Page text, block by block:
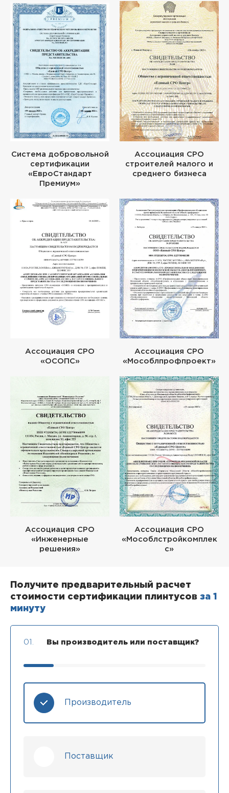
Система добровольной
сертификации
«ЕвроСтандарт
Премиум»
Ассоциация СРО
строителей малого и
среднего бизнеса
Ассоциация СРО
«ОСОПС»
Ассоциация СРО
«Мособлпрофпроект»
Ассоциация СРО
«Инженерные
решения»
Ассоциация СРО
«Мособлстройкомплек
с»
Получите предварительный расчет
стоимости сертификации плинтусов за 1
минуту
01. Вы производитель или поставщик?
Производитель
Поставщик